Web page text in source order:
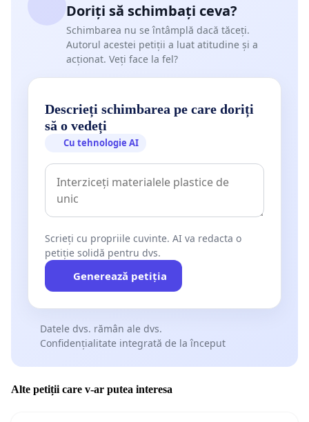
Doriți să schimbați ceva?
Schimbarea nu se întâmplă dacă tăceți.
Autorul acestei petiții a luat atitudine și a
acționat. Veți face la fel?
Descrieți schimbarea pe care doriți
să o vedeți
Cu tehnologie AI
Scrieți cu propriile cuvinte. AI va redacta o
petiție solidă pentru dvs.
Generează petiția
Datele dvs. rămân ale dvs.
Confidențialitate integrată de la început
Alte petiții care v-ar putea interesa